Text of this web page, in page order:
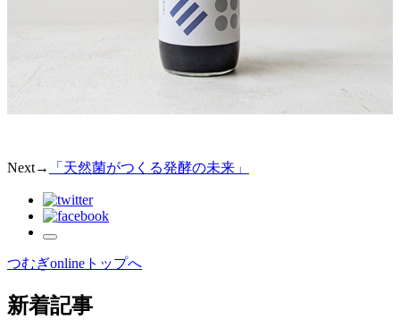
Next→ 「天然菌がつくる発酵の未来」
つむぎonlineトップへ
新着記事